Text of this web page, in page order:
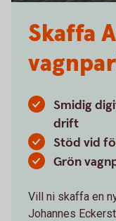
Skaffa
Smidig
drift
Stöd vid
Grön
Vill ni skaffa en
Johannes